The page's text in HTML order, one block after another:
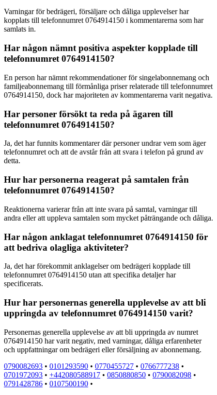
Varningar för bedrägeri, försäljare och dåliga upplevelser har
kopplats till telefonnumret 0764914150 i kommentarerna som har
samlats in.
Har någon nämnt positiva aspekter kopplade till
telefonnumret 0764914150?
En person har nämnt rekommendationer för singelabonnemang och
familjeabonnemang till förmånliga priser relaterade till telefonnumret
0764914150, dock har majoriteten av kommentarerna varit negativa.
Har personer försökt ta reda på ägaren till
telefonnumret 0764914150?
Ja, det har funnits kommentarer där personer undrar vem som äger
telefonnumret och att de avstår från att svara i telefon på grund av
detta.
Hur har personerna reagerat på samtalen från
telefonnumret 0764914150?
Reaktionerna varierar från att inte svara på samtal, varningar till
andra eller att uppleva samtalen som mycket påträngande och dåliga.
Har någon anklagat telefonnumret 0764914150 för
att bedriva olagliga aktiviteter?
Ja, det har förekommit anklagelser om bedrägeri kopplade till
telefonnumret 0764914150 utan att specifika detaljer har
specificerats.
Hur har personernas generella upplevelse av att bli
uppringda av telefonnumret 0764914150 varit?
Personernas generella upplevelse av att bli uppringda av numret
0764914150 har varit negativ, med varningar, dåliga erfarenheter
och uppfattningar om bedrägeri eller försäljning av abonnemang.
0790082693 • 0101293590 • 0770455727 • 0766777238 •
0701972093 • +442080588917 • 0850880850 • 0790082098 •
0791428786 • 0107500190 •